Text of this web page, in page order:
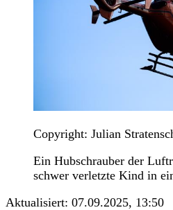
Copyright: Julian
Ein Hubschrauber der
schwer verletzte Kind in
Aktualisiert: 07.09.2025, 13:50